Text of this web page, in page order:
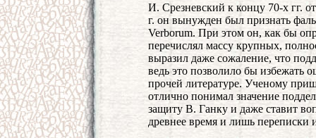
И. Срезневский к концу 70-х гг.
г. он вынужден был признать
Verborum. При этом он, как бы
перечислял массу крупных,
выразил даже сожаление, что
ведь это позволило бы избежать
прочей литературе. Ученому
отлично понимал значение
защиту В. Ганку и даже ставит
древнее время и лишь переписки